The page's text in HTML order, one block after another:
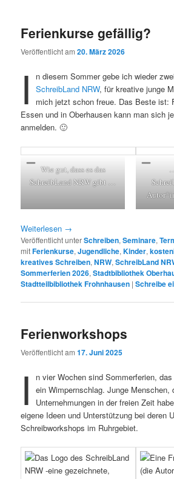
Ferienkurse gefällig?
Veröffentlicht am20. März 2026
I
n diesem Sommer gebe ich wieder
SchreibLand NRW, für kreative junge
mich jetzt schon freue. Das Beste ist:
Essen und in Oberhausen kann man sich
anmelden. 🙂
Wie gut, dass es das
SchreibLand NRW gibt …
Weiterlesen →
Veröffentlicht unterSchreiben,Seminare,
mitFerienkurse,Jugendliche,Kinder,
kreatives Schreiben,NRW,SchreibLand
Sommerferien 2026,Stadtbibliothek
Stadtteilbibliothek Frohnhausen |Schreibe
Ferienworkshops
Veröffentlicht am17. Juni 2025
I
n vier Wochen sind Sommerferien,
ein Wimpernschlag. Junge Menschen,
Unternehmungen in der freien Zeit
eigene Ideen und Unterstützung bei deren
Schreibworkshops im Ruhrgebiet.